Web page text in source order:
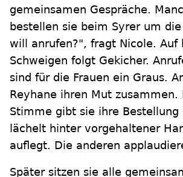
gemeinsamen Gespräche.
bestellen sie beim Syrer um
will anrufen?", fragt Nicole. Auf
Schweigen folgt Gekicher.
sind für die Frauen ein Graus.
Reyhane ihren Mut zusammen.
Stimme gibt sie ihre Bestellung
lächelt hinter vorgehaltener
auflegt. Die anderen
Später sitzen sie alle